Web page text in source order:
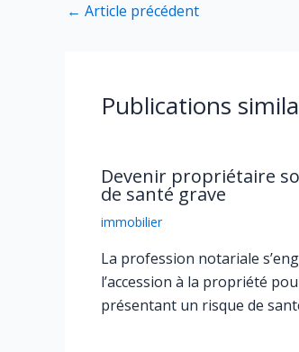
← Article précédent
Publications
Devenir propriétaire
de santé grave
immobilier
La profession notariale
l’accession à la propriété
présentant un risque de